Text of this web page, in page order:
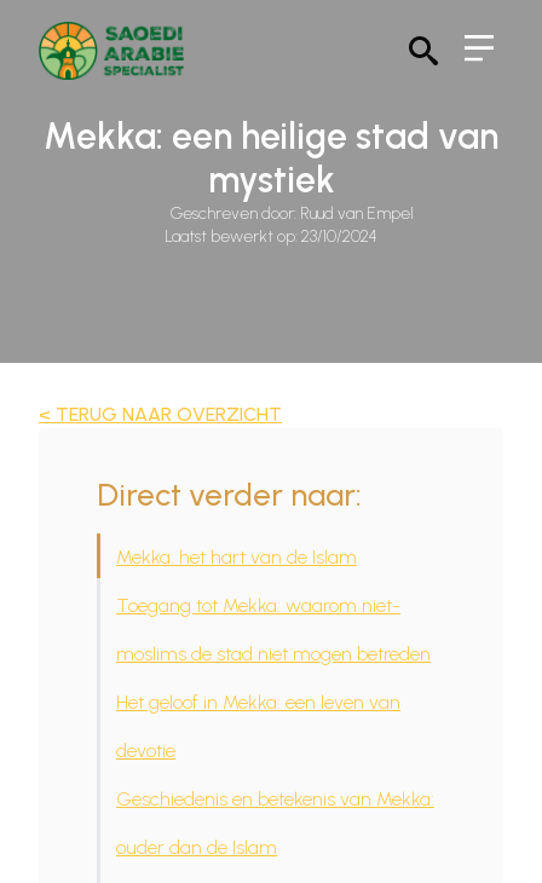
Mekka: een heilige stad van
mystiek
Geschreven door: Ruud van Empel
Laatst bewerkt op: 23/10/2024
< TERUG NAAR OVERZICHT
Direct verder naar:
Mekka: het hart van de Islam
Toegang tot Mekka: waarom niet-
moslims de stad niet mogen betreden
Het geloof in Mekka: een leven van
devotie
Geschiedenis en betekenis van Mekka:
ouder dan de Islam